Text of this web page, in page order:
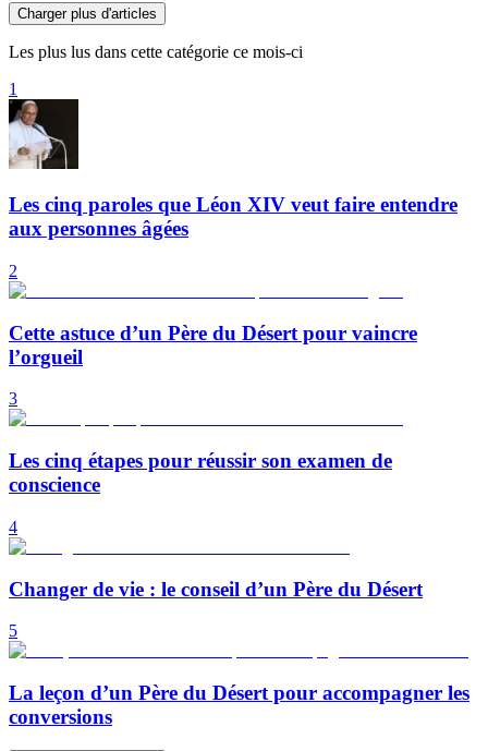
Charger plus d'articles
Les plus lus dans cette catégorie ce mois-ci
1
Les cinq paroles que Léon XIV veut faire entendre
aux personnes âgées
2
Cette astuce d’un Père du Désert pour vaincre
l’orgueil
3
Les cinq étapes pour réussir son examen de
conscience
4
Changer de vie : le conseil d’un Père du Désert
5
La leçon d’un Père du Désert pour accompagner les
conversions